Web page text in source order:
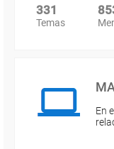
331
Temas
En